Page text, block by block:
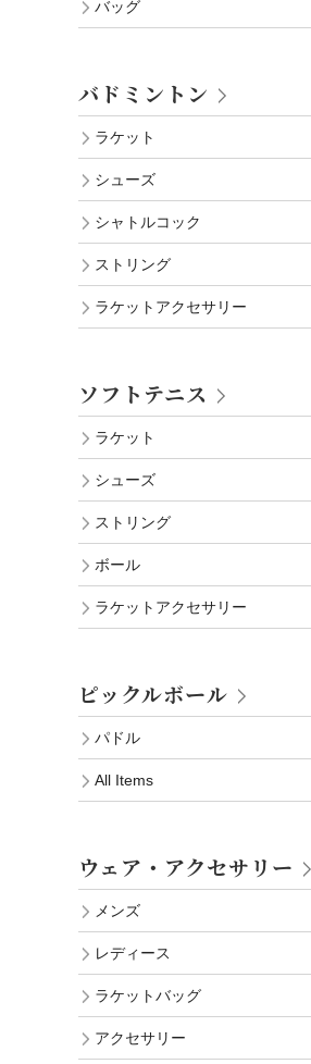
バッグ
バドミントン
ラケット
シューズ
シャトルコック
ストリング
ラケットアクセサリー
ソフトテニス
ラケット
シューズ
ストリング
ボール
ラケットアクセサリー
ピックルボール
パドル
All Items
ウェア・アクセサリー
メンズ
レディース
ラケットバッグ
アクセサリー